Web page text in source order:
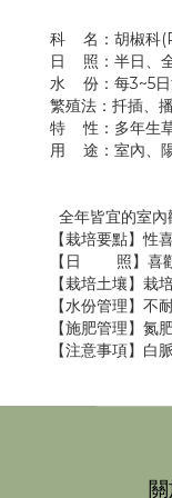
科 名：胡椒科
日 照：半日、
水 份：每3~5日
繁殖法：扦插、
特 性：多年生
用 途：室內、陽
全年皆宜的室內
【栽培要點】性
【日 照】喜歡
【栽培土壤】栽
【水份管理】不
【施肥管理】氮
【注意事項】